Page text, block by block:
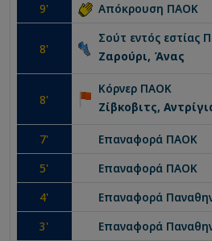
9' Απόκρουση ΠΑΟΚ
8'
Σούτ εντός εστίας
Ζαρούρι, Άνας
8'
Κόρνερ ΠΑΟΚ
Ζίβκοβιτς,
7' Επαναφορά ΠΑΟΚ
5' Επαναφορά ΠΑΟΚ
4' Επαναφορά
3' Επαναφορά